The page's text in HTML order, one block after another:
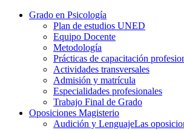
Grado en Psicología
Plan de estudios UNED
Equipo Docente
Metodología
Prácticas de capacitación
Actividades transversales
Admisión y matrícula
Especialidades profesionales
Trabajo Final de Grado
Oposiciones Magisterio
Audición y LenguajeLas